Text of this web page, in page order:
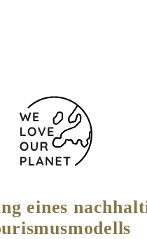
eines